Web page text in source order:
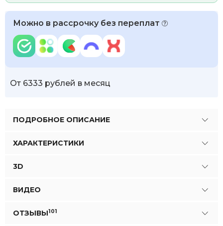
Можно в рассрочку без переплат
От 6333 рублей в месяц
ПОДРОБНОЕ ОПИСАНИЕ
ХАРАКТЕРИСТИКИ
3D
ВИДЕО
ОТЗЫВЫ101